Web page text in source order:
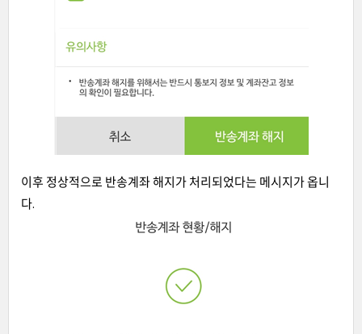
이후 정상적으로 반송계좌 해지가 처리되었다는 메시지가 옵니
다.